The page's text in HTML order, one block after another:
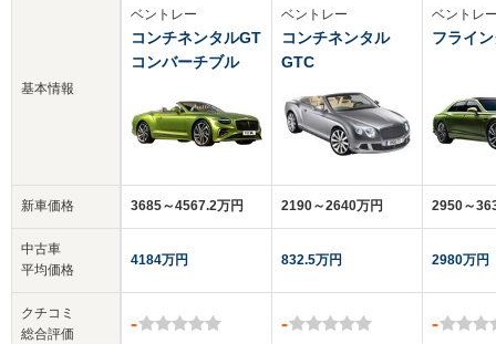
基本情報
新車価格
中古車
平均価格
クチコミ
総合評価
ベントレー
コンチネンタルGT
コンバーチブル
3685～4567.2万円
4184万円
-
ベントレー
コンチネンタル
GTC
2190～2640万円
832.5万円
-
ベントレ
フライ
2950～
2980万円
-